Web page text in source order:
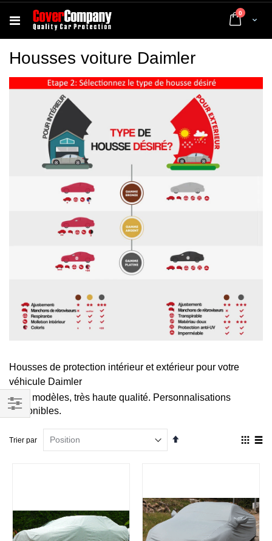
Cart
0 articles
Housses voiture Daimler
Housses de protection intérieur et extérieur pour votre
véhicule Daimler
Tous modèles, très haute qualité. Personnalisations
disponibles.
Trier par
en
Filtrer
par